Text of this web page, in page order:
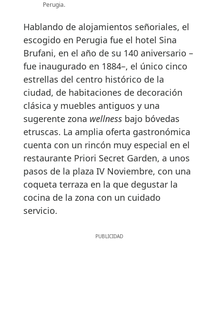
Perugia.
Hablando de alojamientos señoriales, el
escogido en Perugia fue el hotel Sina
Brufani, en el año de su 140 aniversario –
fue inaugurado en 1884–, el único cinco
estrellas del centro histórico de la
ciudad, de habitaciones de decoración
clásica y muebles antiguos y una
sugerente zona wellness bajo bóvedas
etruscas. La amplia oferta gastronómica
cuenta con un rincón muy especial en el
restaurante Priori Secret Garden, a unos
pasos de la plaza IV Noviembre, con una
coqueta terraza en la que degustar la
cocina de la zona con un cuidado
servicio.